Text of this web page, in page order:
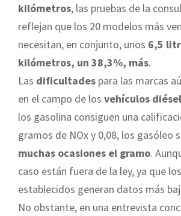
kilómetros, las pruebas de la
reflejan que los 20 modelos más
necesitan, en conjunto, unos 6,5
kilómetros, un 38,3%, más.
Las dificultades para las marcas
en el campo de los vehículos diésel
los gasolina consiguen una
gramos de NOx y 0,08, los gasóleo
muchas ocasiones el gramo.
caso están fuera de la ley, ya que
establecidos generan datos más
No obstante, en una entrevista